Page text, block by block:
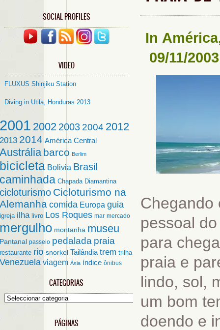
SOCIAL PROFILES
VIDEO
FLUXUS Shinjiku Station
Diving in Utila, Honduras 2013
2001 2002 2003 2004 2012
2013 2014 América Central
Austrália barco Berlim
bicicleta Bolivia Brasil
caminhada Chapada Diamantina
cicloturismo Cicloturismo na
Alemanha comida Europa guia
igreja ilha livro Los Roques mar mercado
mergulho montanha museu
Pantanal passeio pedalada praia
restaurante rio snorkel Tailândia trem trilha
Venezuela viagem Ásia índice ônibus
CATEGORIAS
Categorias
PÁGINAS
In América
09/11/2003
Chegando
pessoal
para
praia e
lindo, sol,
um bom
doendo e